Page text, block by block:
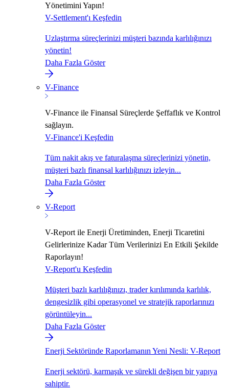
Yönetimini Yapın!
V-Settlement'ı Keşfedin
Uzlaştırma süreçlerinizi müşteri bazında karlılığınızı
yönetin!
Daha Fazla Göster
V-Finance
V-Finance ile Finansal Süreçlerde Şeffaflık ve Kontrol
sağlayın.
V-Finance'i Keşfedin
Tüm nakit akış ve faturalaşma süreçlerinizi yönetin,
müşteri bazlı finansal karlılığınızı izleyin...
Daha Fazla Göster
V-Report
V-Report ile Enerji Üretiminden, Enerji Ticaretini
Gelirlerinize Kadar Tüm Verilerinizi En Etkili Şekilde
Raporlayın!
V-Report'u Keşfedin
Müşteri bazlı karlılığınızı, trader kırılımında karlılık,
dengesizlik gibi operasyonel ve stratejik raporlarınızı
görüntüleyin...
Daha Fazla Göster
Enerji Sektöründe Raporlamanın Yeni Nesli: V-Report
Enerji sektörü, karmaşık ve sürekli değişen bir yapıya
sahiptir.